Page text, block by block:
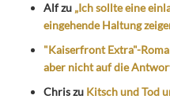
Alfzu „Ich sollte eine
eingehende Haltung
"Kaiserfront Extra"-
aber nicht auf die
Chriszu Kitsch und Tod